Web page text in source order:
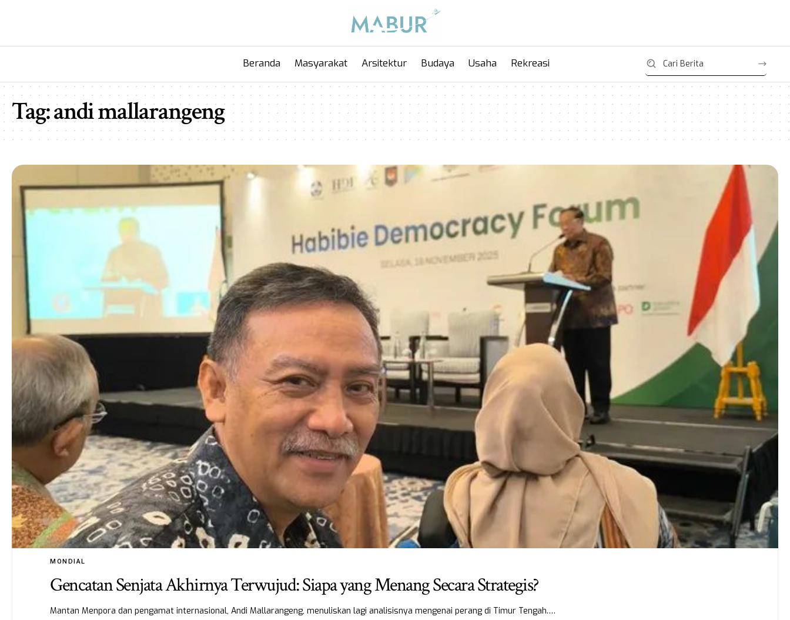
Beranda Masyarakat Arsitektur Budaya Usaha Rekreasi
Tag:andi mallarangeng
MONDIAL
Gencatan Senjata Akhirnya Terwujud: Siapa yang Menang Secara Strategis?
Mantan Menpora dan pengamat internasional, Andi Mallarangeng, menuliskan lagi analisisnya mengenai perang di Timur Tengah.…